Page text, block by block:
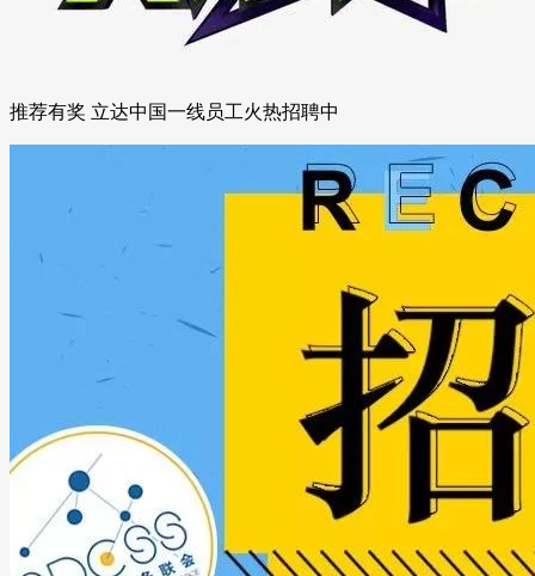
推荐有奖 立达中国一线员工火热招聘中